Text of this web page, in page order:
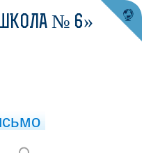
№ 6»